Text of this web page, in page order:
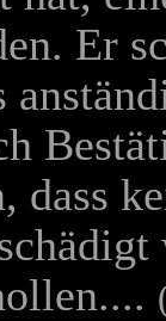
Er
dass